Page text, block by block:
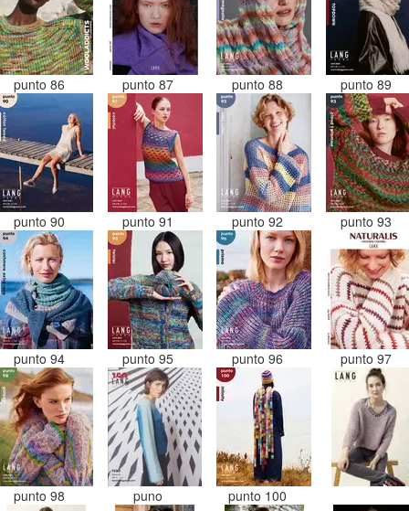
punto 86 punto 87 punto 88 punto 89
punto 90 punto 91 punto 92 punto 93
punto 94 punto 95 punto 96 punto 97
punto 98 puno punto 100